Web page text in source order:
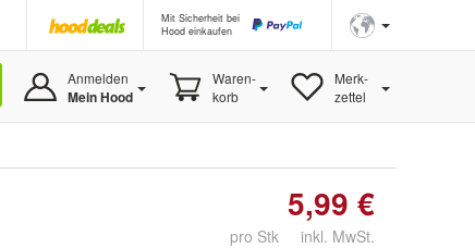
Mit Sicherheit bei
Hood einkaufen
Anmelden
Mein Hood
Waren-
korb
Merk-
zettel
5,99 €
pro Stk inkl. MwSt.